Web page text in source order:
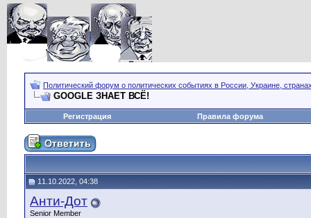
Политический форум о политических событиях в России, Украине,
GOOGLE ЗНАЕТ ВСЁ!
Регистрация Правила форума
11.10.2022, 04:38
Анти-Дот
Senior Member